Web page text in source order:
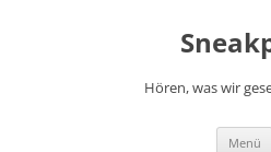
Hören, was wir
Menü